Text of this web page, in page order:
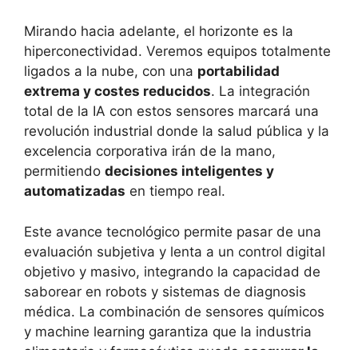
Mirando hacia adelante, el horizonte es la
hiperconectividad. Veremos equipos totalmente
ligados a la nube, con una portabilidad
extrema y costes reducidos. La integración
total de la IA con estos sensores marcará una
revolución industrial donde la salud pública y la
excelencia corporativa irán de la mano,
permitiendo decisiones inteligentes y
automatizadas en tiempo real.
Este avance tecnológico permite pasar de una
evaluación subjetiva y lenta a un control digital
objetivo y masivo, integrando la capacidad de
saborear en robots y sistemas de diagnosis
médica. La combinación de sensores químicos
y machine learning garantiza que la industria